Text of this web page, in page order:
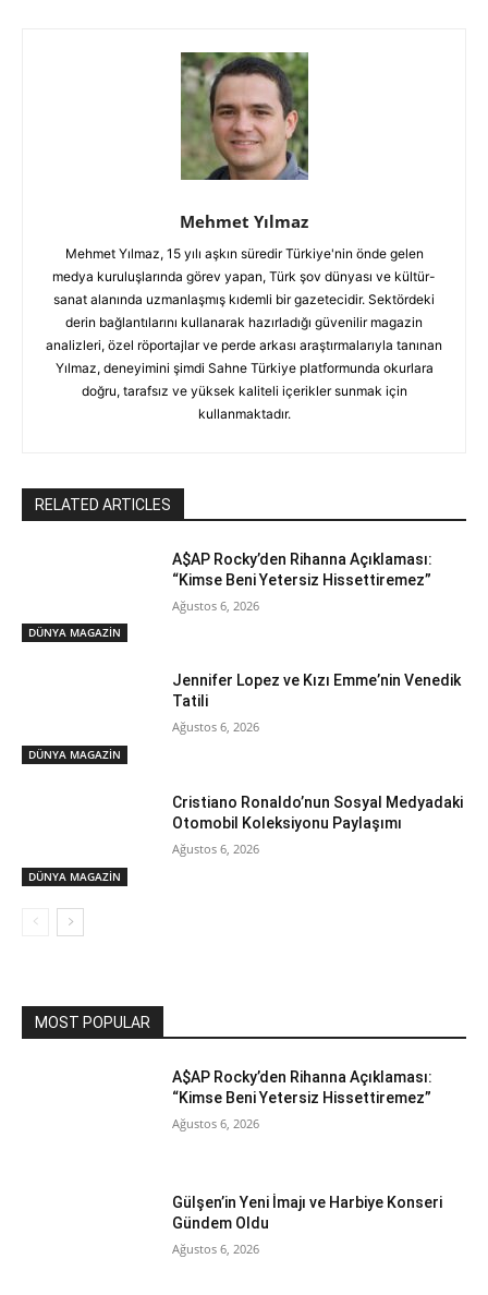
Mehmet Yılmaz
Mehmet Yılmaz, 15 yılı aşkın süredir Türkiye'nin önde gelen
medya kuruluşlarında görev yapan, Türk şov dünyası ve kültür-
sanat alanında uzmanlaşmış kıdemli bir gazetecidir. Sektördeki
derin bağlantılarını kullanarak hazırladığı güvenilir magazin
analizleri, özel röportajlar ve perde arkası araştırmalarıyla tanınan
Yılmaz, deneyimini şimdi Sahne Türkiye platformunda okurlara
doğru, tarafsız ve yüksek kaliteli içerikler sunmak için
kullanmaktadır.
RELATED ARTICLES
DÜNYA MAGAZİN
A$AP Rocky’den Rihanna Açıklaması:
“Kimse Beni Yetersiz Hissettiremez”
Ağustos 6, 2026
DÜNYA MAGAZİN
Jennifer Lopez ve Kızı Emme’nin Venedik
Tatili
Ağustos 6, 2026
DÜNYA MAGAZİN
Cristiano Ronaldo’nun Sosyal Medyadaki
Otomobil Koleksiyonu Paylaşımı
Ağustos 6, 2026
MOST POPULAR
A$AP Rocky’den Rihanna Açıklaması:
“Kimse Beni Yetersiz Hissettiremez”
Ağustos 6, 2026
Gülşen’in Yeni İmajı ve Harbiye Konseri
Gündem Oldu
Ağustos 6, 2026